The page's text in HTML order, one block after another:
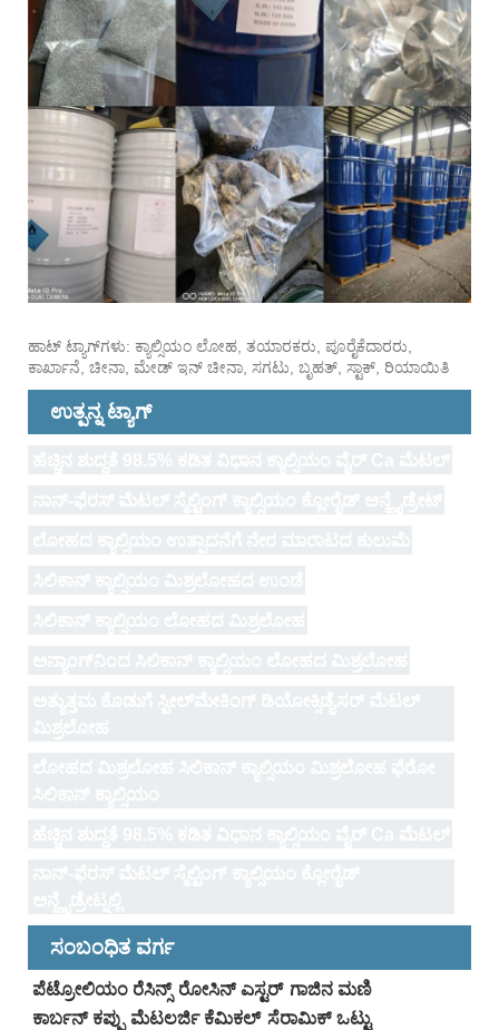
ಹಾಟ್ ಟ್ಯಾಗ್‌ಗಳು: ಕ್ಯಾಲ್ಸಿಯಂ ಲೋಹ, ತಯಾರಕರು, ಪೂರೈಕೆದಾರರು,
ಕಾರ್ಖಾನೆ, ಚೀನಾ, ಮೇಡ್ ಇನ್ ಚೀನಾ, ಸಗಟು, ಬೃಹತ್, ಸ್ಟಾಕ್, ರಿಯಾಯಿತಿ
ಉತ್ಪನ್ನ ಟ್ಯಾಗ್
ಸಂಬಂಧಿತ ವರ್ಗ
ಪೆಟ್ರೋಲಿಯಂ ರೆಸಿನ್ಸ್ ರೋಸಿನ್ ಎಸ್ಟರ್ ಗಾಜಿನ ಮಣಿ
ಕಾರ್ಬನ್ ಕಪ್ಪು ಮೆಟಲರ್ಜಿ ಕೆಮಿಕಲ್ ಸೆರಾಮಿಕ್ ಒಟ್ಟು